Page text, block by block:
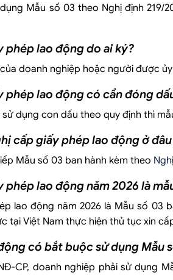
Mẫu số 03 theo Nghị định
phép lao động do ai ký?
doanh nghiệp hoặc người được
phép lao động có cần đóng
dụng con dấu theo quy định thì
cấp giấy phép lao động ở
Mẫu số 03 ban hành kèm theo
lao động năm 2026 là
lao động năm 2026 là Mẫu số 03
tại Việt Nam thực hiện thủ tục xin
có bắt buộc sử dụng Mẫu
CP, doanh nghiệp phải sử